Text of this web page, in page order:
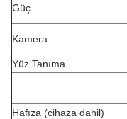
Güç
Kamera.
Yüz Tanıma
Hafıza (cihaza dahil)